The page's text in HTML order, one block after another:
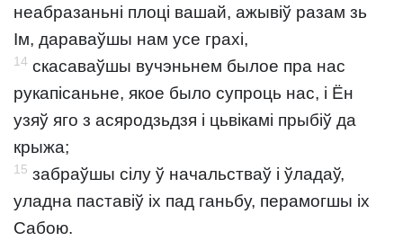
неабразаньні плоці вашай, ажывіў разам зь
Ім, дараваўшы нам усе грахі,
14 скасаваўшы вучэньнем былое пра нас
рукапісаньне, якое было супроць нас, і Ён
узяў яго з асяродзьдзя і цьвікамі прыбіў да
крыжа;
15 забраўшы сілу ў начальстваў і ўладаў,
уладна паставіў іх пад ганьбу, перамогшы іх
Сабою.